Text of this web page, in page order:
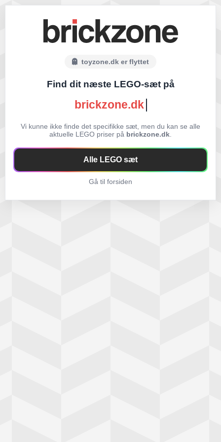
toyzone.dk er flyttet
Find dit næste LEGO-sæt på
brickzone.dk
Vi kunne ikke finde det specifikke sæt, men du kan se alle
aktuelle LEGO priser på brickzone.dk
Alle LEGO sæt
Gå til forsiden